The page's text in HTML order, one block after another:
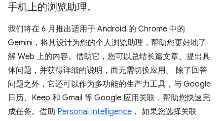
手机上的浏览助理。
我们将在 6 月推出适用于 Android 的 Chrome 中的
Gemini，将其设计为您的个人浏览助理，帮助您更好地了
解 Web 上的内容。借助它，您可以总结长篇文章、提出具
体问题，并获得详细的说明，而无需切换应用。 除了回答
问题之外，它还可以作为多功能的生产力工具，与 Google
日历、Keep 和 Gmail 等 Google 应用关联，帮助您快速完
成任务。借助 Personal Intelligence ， 如果您选择关联